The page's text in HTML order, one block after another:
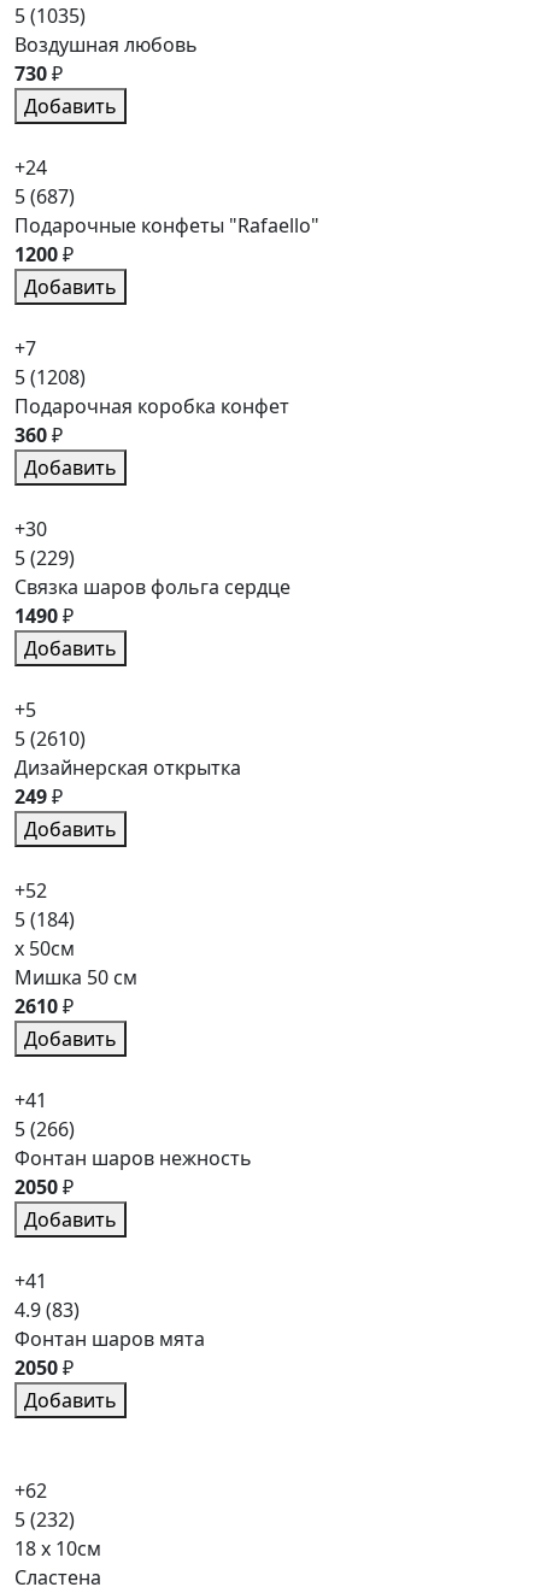
5(1035)
Воздушная любовь
730₽
Добавить
+24
5(687)
Подарочные конфеты "Rafaello"
1200₽
Добавить
+7
5(1208)
Подарочная коробка конфет
360₽
Добавить
+30
5(229)
Связка шаров фольга сердце
1490₽
Добавить
+5
5(2610)
Дизайнерская открытка
249₽
Добавить
+52
5(184)
x 50см
Мишка 50 см
2610₽
Добавить
+41
5(266)
Фонтан шаров нежность
2050₽
Добавить
+41
4.9(83)
Фонтан шаров мята
2050₽
Добавить
+62
5(232)
18 x 10см
Сластена